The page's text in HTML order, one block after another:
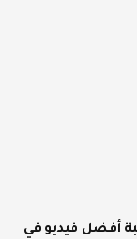
أفضل فيديو في